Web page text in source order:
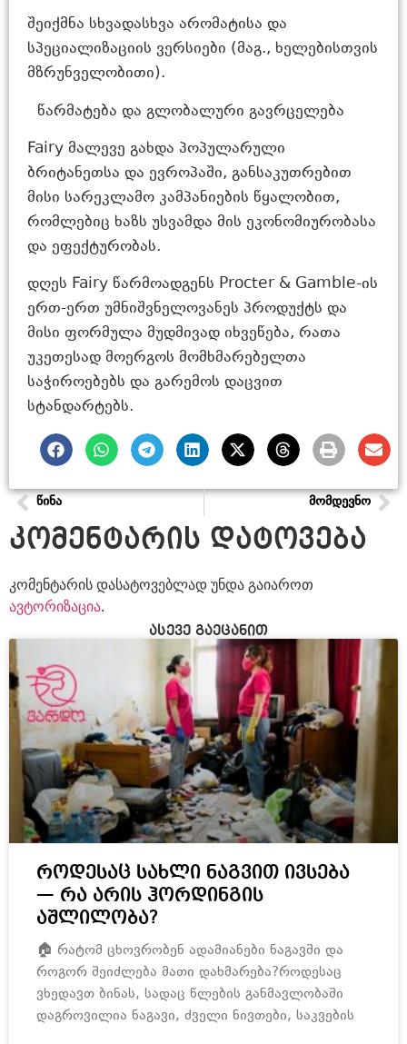
შეიქმნა სხვადასხვა არომატისა და
სპეციალიზაციის ვერსიები (მაგ., ხელებისთვის
მზრუნველობითი).
წარმატება და გლობალური გავრცელება
Fairy მალევე გახდა პოპულარული
ბრიტანეთსა და ევროპაში, განსაკუთრებით
მისი სარეკლამო კამპანიების წყალობით,
რომლებიც ხაზს უსვამდა მის ეკონომიურობასა
და ეფექტურობას.
დღეს Fairy წარმოადგენს Procter & Gamble-ის
ერთ-ერთ უმნიშვნელოვანეს პროდუქტს და
მისი ფორმულა მუდმივად იხვეწება, რათა
უკეთესად მოერგოს მომხმარებელთა
საჭიროებებს და გარემოს დაცვით
სტანდარტებს.
ᲬᲘᲜᲐ ᲛᲝᲛᲓᲔᲕᲜᲝ
კომენტარის დატოვება
კომენტარის დასატოვებლად უნდა გაიაროთ
ავტორიზაცია.
ასევე გაეცანით
როდესაც სახლი ნაგვით ივსება
— რა არის ჰორდინგის
აშლილობა?
🏠 რატომ ცხოვრობენ ადამიანები ნაგავში და
როგორ შეიძლება მათი დახმარება?როდესაც
ვხედავთ ბინას, სადაც წლების განმავლობაში
დაგროვილია ნაგავი, ძველი ნივთები, საკვების